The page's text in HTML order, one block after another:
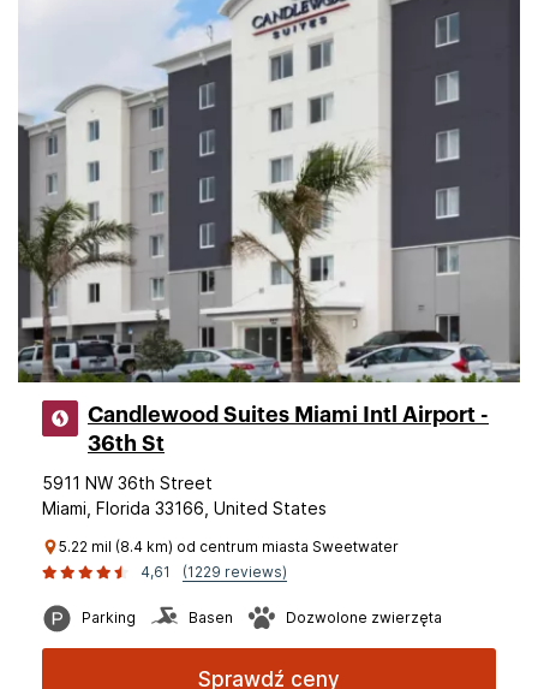
Candlewood Suites Miami Intl Airport -
36th St
5911 NW 36th Street
Miami, Florida 33166, United States
5.22 mil (8.4 km) od centrum miasta Sweetwater
4,61
(1229 reviews)
Parking Basen Dozwolone zwierzęta
Sprawdź ceny